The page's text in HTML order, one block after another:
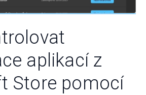
aplikací z
Store pomocí